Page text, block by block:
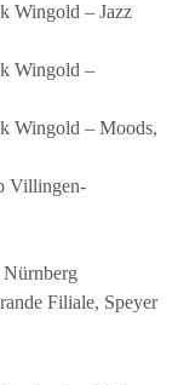
Wingold – Jazz
Wingold –
Wingold – Moods,
Villingen-
Nürnberg
Filiale, Speyer